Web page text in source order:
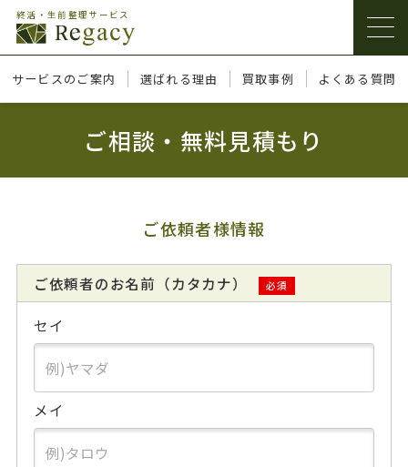
終活・生前整理サービス
サービスのご案内 選ばれる理由 買取事例 よくある質問
ご相談・無料見積もり
ご依頼者様情報
ご依頼者のお名前（カタカナ） 必須
セイ
メイ